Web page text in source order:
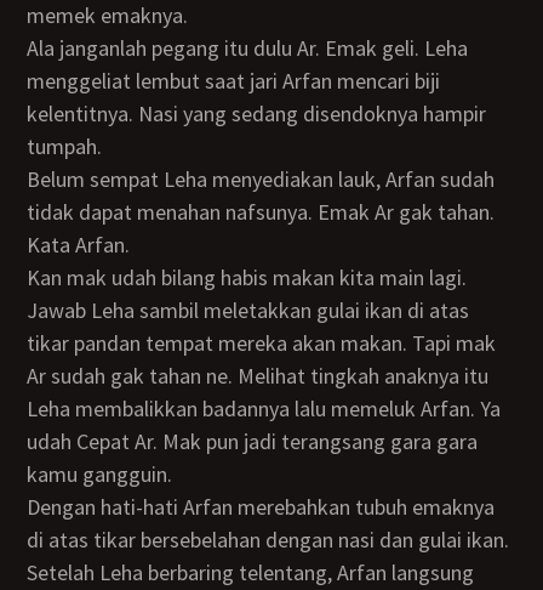
memek emaknya.
Ala janganlah pegang itu dulu Ar. Emak geli. Leha
menggeliat lembut saat jari Arfan mencari biji
kelentitnya. Nasi yang sedang disendoknya hampir
tumpah.
Belum sempat Leha menyediakan lauk, Arfan sudah
tidak dapat menahan nafsunya. Emak Ar gak tahan.
Kata Arfan.
Kan mak udah bilang habis makan kita main lagi.
Jawab Leha sambil meletakkan gulai ikan di atas
tikar pandan tempat mereka akan makan. Tapi mak
Ar sudah gak tahan ne. Melihat tingkah anaknya itu
Leha membalikkan badannya lalu memeluk Arfan. Ya
udah Cepat Ar. Mak pun jadi terangsang gara gara
kamu gangguin.
Dengan hati-hati Arfan merebahkan tubuh emaknya
di atas tikar bersebelahan dengan nasi dan gulai ikan.
Setelah Leha berbaring telentang, Arfan langsung